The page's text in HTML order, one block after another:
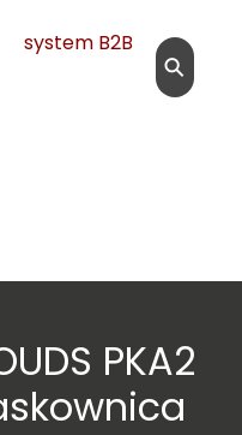
system B2B
⚲
PKA2